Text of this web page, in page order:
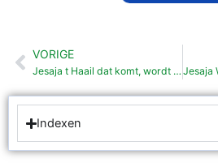
Vorige
VORIGE
Jesaja t Haail dat komt, wordt oetschilderd (54: 1-55:13)
Indexen